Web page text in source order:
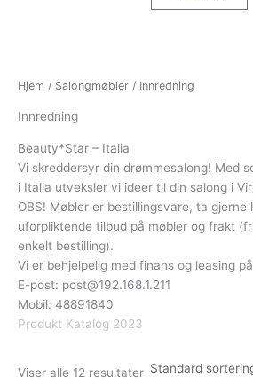
Hjem / Salongmøbler / Innredning
Innredning
Beauty*Star – Italia
Vi skreddersyr din drømmesalong! Med
i Italia utveksler vi ideer til din salong i
OBS! Møbler er bestillingsvare, ta
uforpliktende tilbud på møbler og frakt
enkelt bestilling).
Vi er behjelpelig med finans og leasing
E-post: post@192.168.1.211
Mobil: 48891840
Produkt Katalog 2023
Viser alle 12 resultater